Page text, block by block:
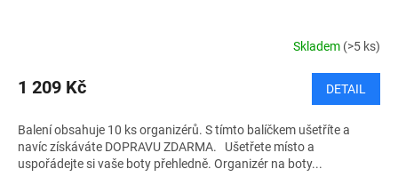
R
M
A
Skladem (>5 ks)
1 209 Kč DETAIL
Balení obsahuje 10 ks organizérů. S tímto balíčkem ušetříte a
navíc získáváte DOPRAVU ZDARMA. Ušetřete místo a
uspořádejte si vaše boty přehledně. Organizér na boty...